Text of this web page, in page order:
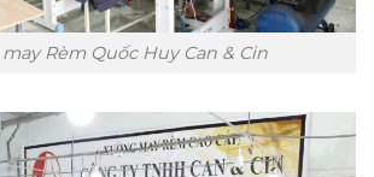
Rèm Quốc Huy Can & Cin